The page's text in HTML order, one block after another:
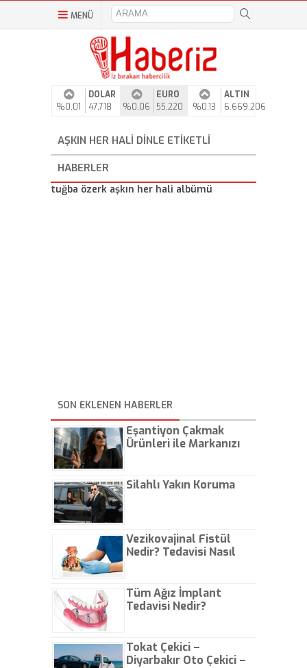
MENÜ
%0,01
DOLAR
47,718
%0,06
EURO
55,220
%0,13
ALTIN
6.669,206
AŞKIN HER HALI DINLE ETIKETLI
HABERLER
tuğba özerk aşkın her hali albümü
SON EKLENEN HABERLER
Eşantiyon Çakmak
Ürünleri ile Markanızı
Silahlı Yakın Koruma
Vezikovajinal Fistül
Nedir? Tedavisi Nasıl
Tüm Ağız İmplant
Tedavisi Nedir?
Tokat Çekici –
Diyarbakır Oto Çekici –